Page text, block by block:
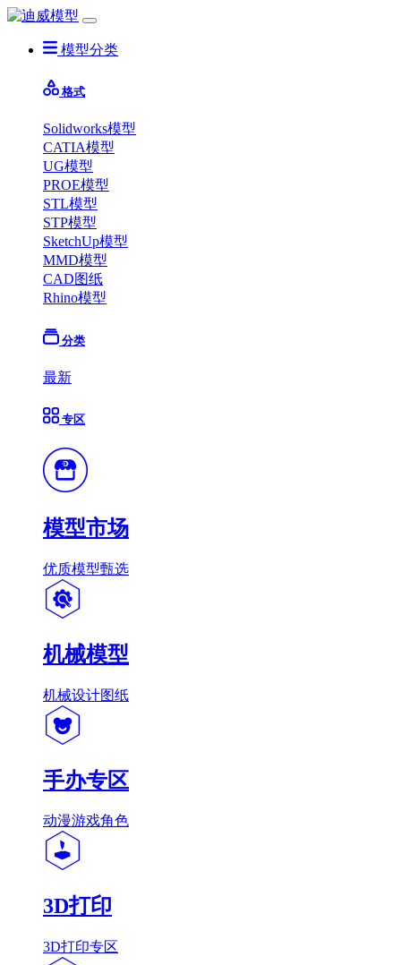
模型分类
格式
Solidworks模型
CATIA模型
UG模型
PROE模型
STL模型
STP模型
SketchUp模型
MMD模型
CAD图纸
Rhino模型
分类
最新
专区
模型市场
优质模型甄选
机械模型
机械设计图纸
手办专区
动漫游戏角色
3D打印
3D打印专区